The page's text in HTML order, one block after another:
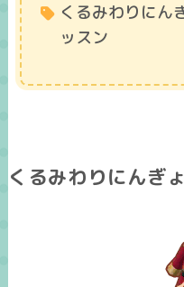
くるみわりにん
ッスン
くるみわりにんぎ